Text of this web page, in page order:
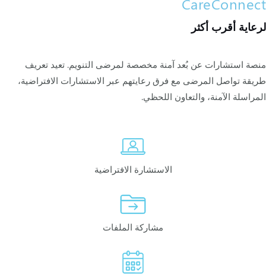
لرعاية أقرب أكثر
منصة استشارات عن بُعد آمنة مخصصة لمرضى التنويم. تعيد تعريف
طريقة تواصل المرضى مع فرق رعايتهم عبر الاستشارات الافتراضية،
المراسلة الآمنة، والتعاون اللحظي.
الاستشارة الافتراضية
مشاركة الملفات